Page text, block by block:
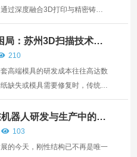
过深度融合3D打印与精密铸造
够有效解决传统小批量模具制造
度受限等核心痛点。目前，将
产，已成为熔模铸造行业的显
局：苏州3D扫描技术如
无损复刻
210
高端模具的研发成本往往高达数
缺失或模具需要修复时，传统逆
而3D扫描技术的突破性应用，
创新解决方案。 一、技术实现路
孪生 1. 毫米级数据捕获 ...
器人研发与生产中的应
103
的今天，刚性结构已不再是唯一